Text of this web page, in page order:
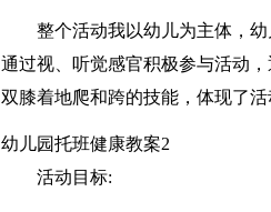
整个活动我以幼儿为主体，
通过视、听觉感官积极参与活动
双膝着地爬和跨的技能，体现了活
幼儿园托班健康教案2
活动目标: